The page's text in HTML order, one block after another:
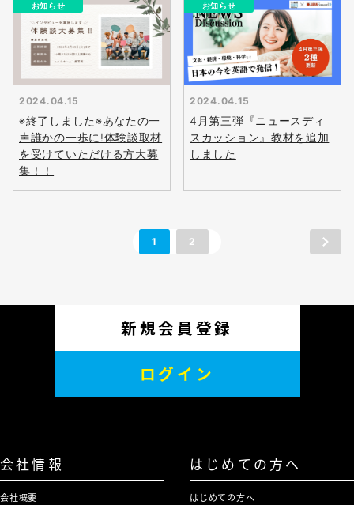
お知らせ
2024.04.15
※終了しました※あなたの一
声誰かの一歩に!体験談取材
を受けていただける方大募
集！！
お知らせ
2024.04.15
4月第三弾『ニュースディ
スカッション』教材を追加
しました
1 2
無料
会員登録
新規会員登録
ログイン
会社情報
会社概要
はじめての方へ
はじめての方へ